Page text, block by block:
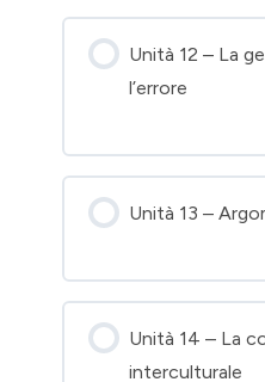
Unità 12 – La
l’errore
Unità 13 –
Unità 14 – La
interculturale